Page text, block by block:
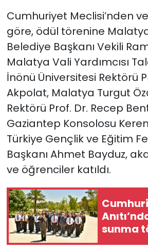
Cumhuriyet Meclisi’nden
göre, ödül törenine
Belediye Başkanı Vekili
Malatya Vali Yardımcısı
İnönü Üniversitesi Rektörü
Akpolat, Malatya Turgut
Rektörü Prof. Dr. Recep
Gaziantep Konsolosu
Türkiye Gençlik ve Eğitim
Başkanı Ahmet Bayduz,
ve öğrenciler katıldı.
sunma
Yazarlar